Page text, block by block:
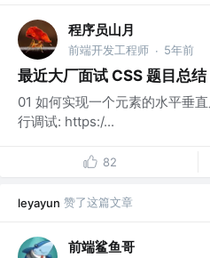
程序员山月
前端开发工程师 · 5年前
最近大厂面试 CSS 题目总结
01 如何实现一个元素的水平垂
行调试: https:/...
82
leyayun 赞了这篇文章
前端鲨鱼哥